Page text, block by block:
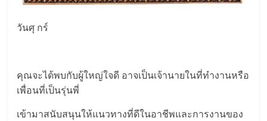
วันศุ กร์
คุณจะได้พบกับผู้ใหญ่ใจดี อาจเป็นเจ้านายในที่ทำงานหรือ
เพื่อนที่เป็นรุ่นพี่
เข้ามาสนับสนุนให้แนวทางที่ดีในอาชีพและการงานของ